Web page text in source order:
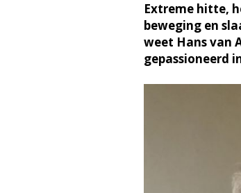
Extreme hitte,
beweging en
weet Hans van
gepassioneerd